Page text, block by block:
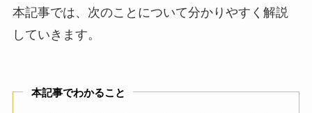
本記事では、次のことについて分かりやすく解説
していきます。
本記事でわかること